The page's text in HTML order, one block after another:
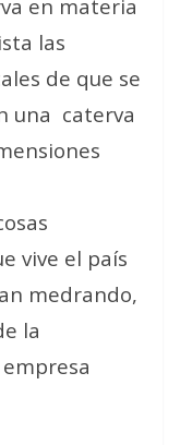
en materia
las
de que se
una caterva
vive el país
medrando,
la